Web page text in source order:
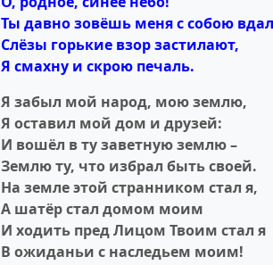
Ты давно зовёшь меня с собою
Слёзы горькие взор застилают,
Я смахну и скрою печаль.
Я забыл мой народ, мою землю,
Я оставил мой дом и друзей:
И вошёл в ту заветную землю –
Землю ту, что избрал быть своей.
На земле этой странником стал я,
А шатёр стал домом моим
И ходить пред Лицом Твоим стал я
В ожиданьи с наследьем моим!